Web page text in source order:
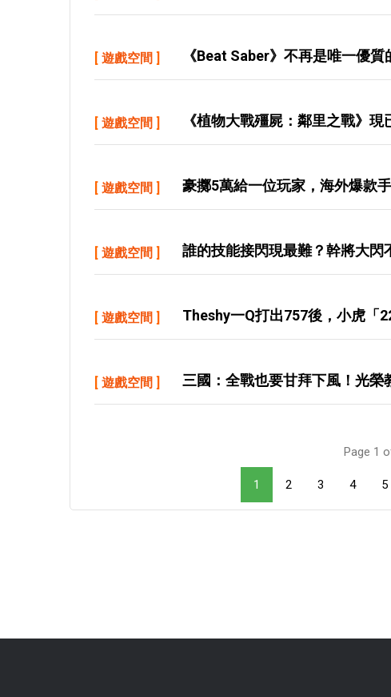
[ 遊戲空間 ] 《Beat Saber》不再是唯一優質
[ 遊戲空間 ] 《植物大戰殭屍：鄰里之戰》
[ 遊戲空間 ] 豪擲5萬給一位玩家，海外爆款
[ 遊戲空間 ] 誰的技能接閃現最難？幹將大閃
[ 遊戲空間 ] Theshy一Q打出757後，小虎「
[ 遊戲空間 ] 三國：全戰也要甘拜下風！光
Page 1
1 2 3 4 5